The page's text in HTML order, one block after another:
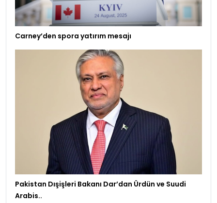
Carney’den spora yatırım mesajı
Pakistan Dışişleri Bakanı Dar’dan Ürdün ve Suudi
Arabis..